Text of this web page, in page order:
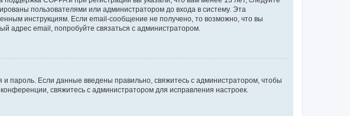
пользователями или администратором до входа в систему. Эта
инструкциям. Если email-сообщение не получено, то возможно, что вы
адрес email, попробуйте связаться с администратором.
пароль. Если данные введены правильно, свяжитесь с администратором, чтобы
свяжитесь с администратором для исправления настроек.